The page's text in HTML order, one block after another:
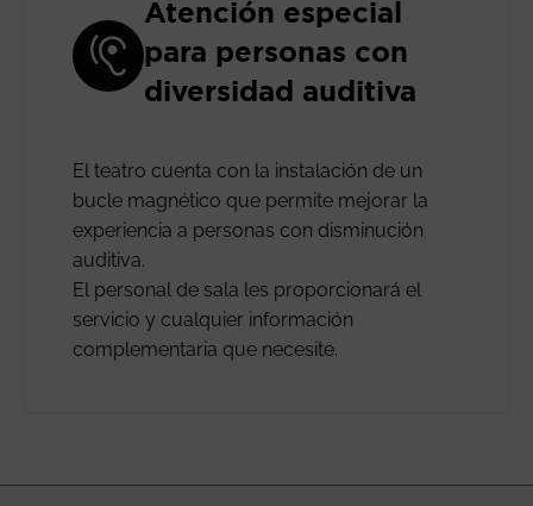
Atención especial
para personas con
diversidad auditiva
El teatro cuenta con la instalación de un
bucle magnético que permite mejorar la
experiencia a personas con disminución
auditiva.
El personal de sala les proporcionará el
servicio y cualquier información
complementaria que necesite.